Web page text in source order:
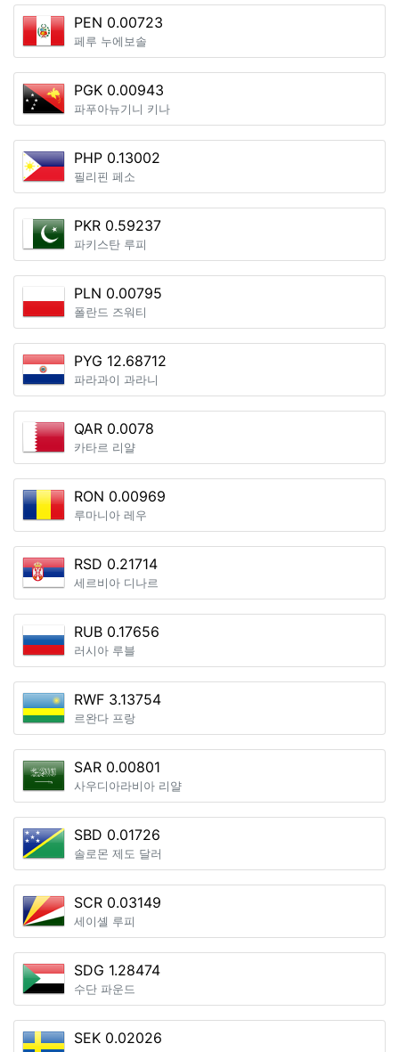
PEN 0.00723
페루 누에보솔
PGK 0.00943
파푸아뉴기니 키나
PHP 0.13002
필리핀 페소
PKR 0.59237
파키스탄 루피
PLN 0.00795
폴란드 즈워티
PYG 12.68712
파라과이 과라니
QAR 0.0078
카타르 리얄
RON 0.00969
루마니아 레우
RSD 0.21714
세르비아 디나르
RUB 0.17656
러시아 루블
RWF 3.13754
르완다 프랑
SAR 0.00801
사우디아라비아 리얄
SBD 0.01726
솔로몬 제도 달러
SCR 0.03149
세이셸 루피
SDG 1.28474
수단 파운드
SEK 0.02026